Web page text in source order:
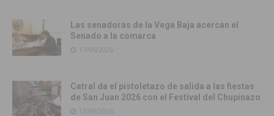
Las senadoras de la Vega Baja acercan el
Senado a la comarca
17/06/2026
Catral da el pistoletazo de salida a las fiestas
de San Juan 2026 con el Festival del Chupinazo
13/06/2026